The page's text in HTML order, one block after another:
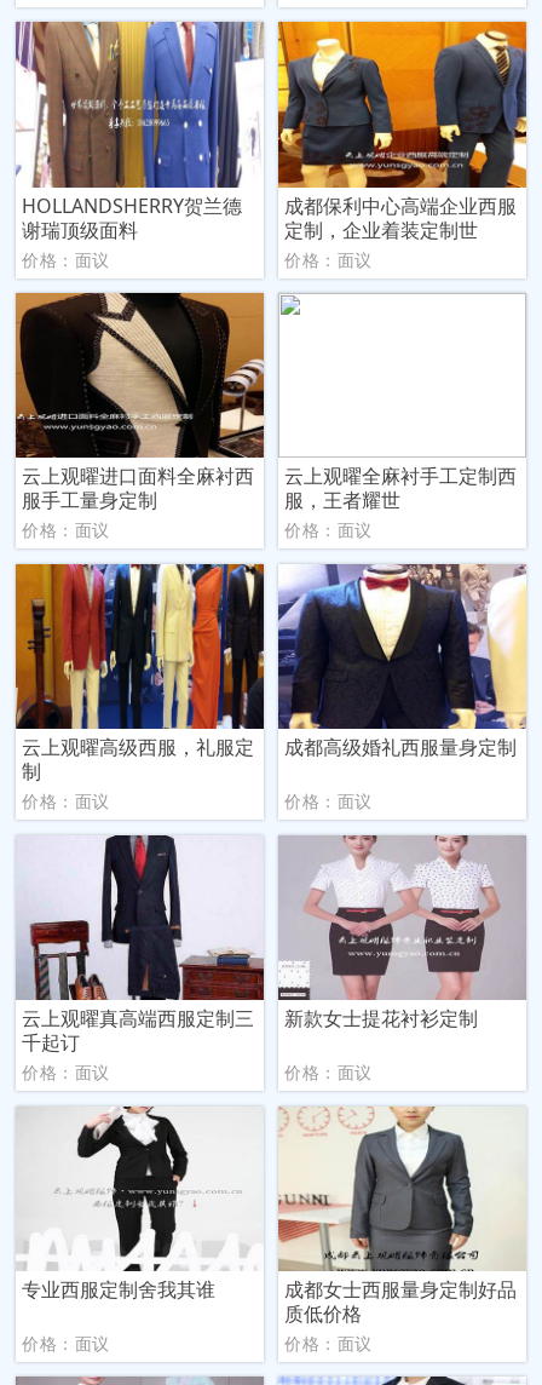
HOLLANDSHERRY贺兰德
谢瑞顶级面料
价格：面议
成都保利中心高端企业西服
定制，企业着装定制世
价格：面议
云上观曜进口面料全麻衬西
服手工量身定制
价格：面议
云上观曜全麻衬手工定制西
服，王者耀世
价格：面议
云上观曜高级西服，礼服定
制
价格：面议
成都高级婚礼西服量身定制
价格：面议
云上观曜真高端西服定制三
千起订
价格：面议
新款女士提花衬衫定制
价格：面议
专业西服定制舍我其谁
价格：面议
成都女士西服量身定制好品
质低价格
价格：面议